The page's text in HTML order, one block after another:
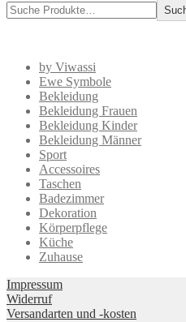
by Viwassi
Ewe Symbole
Bekleidung
Bekleidung Frauen
Bekleidung Kinder
Bekleidung Männer
Sport
Accessoires
Taschen
Badezimmer
Dekoration
Körperpflege
Küche
Zuhause
Impressum
Widerruf
Versandarten und -kosten